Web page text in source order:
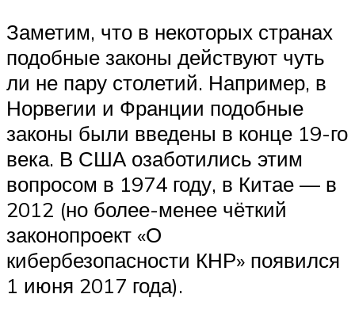
Заметим, что в некоторых странах
подобные законы действуют чуть
ли не пару столетий. Например, в
Норвегии и Франции подобные
законы были введены в конце 19-го
века. В США озаботились этим
вопросом в 1974 году, в Китае — в
2012 (но более-менее чёткий
законопроект «О
кибербезопасности КНР» появился
1 июня 2017 года).